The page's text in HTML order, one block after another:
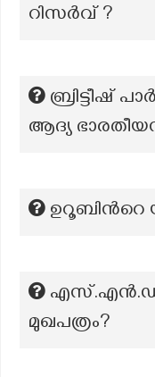
റിസർവ് ?
ബ്രിട്ടീഷ്
ആദ്യ
ഉറൂബിൻറെ
മുഖപത്രം?